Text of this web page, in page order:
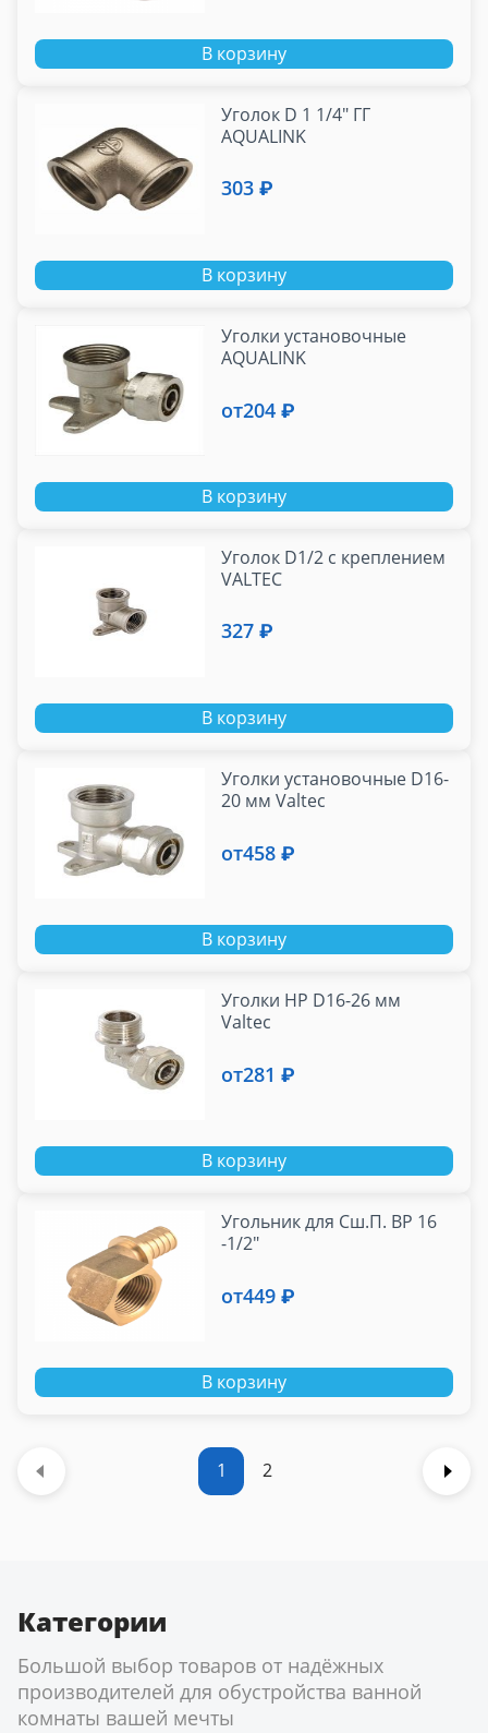
В корзину
Уголок D 1 1/4" ГГ
AQUALINK
303 ₽
В корзину
Уголки установочные
AQUALINK
от204 ₽
В корзину
Уголок D1/2 с креплением
VALTEC
327 ₽
В корзину
Уголки установочные D16-
20 мм Valtec
от458 ₽
В корзину
Уголки НР D16-26 мм
Valtec
от281 ₽
В корзину
Угольник для Сш.П. ВР 16
-1/2"
от449 ₽
В корзину
1 2
Категории
Большой выбор товаров от надёжных
производителей для обустройства ванной
комнаты вашей мечты